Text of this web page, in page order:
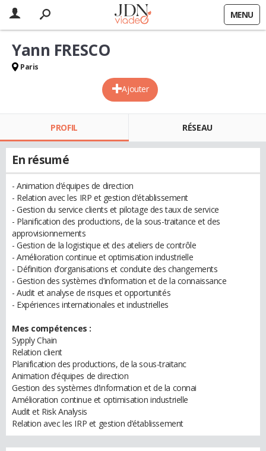
MENU
Ajouter
Yann FRESCO
Paris
PROFIL RÉSEAU
En résumé
- Animation d’équipes de direction
- Relation avec les IRP et gestion d’établissement
- Gestion du service clients et pilotage des taux de service
- Planification des productions, de la sous-traitance et des
approvisionnements
- Gestion de la logistique et des ateliers de contrôle
- Amélioration continue et optimisation industrielle
- Définition d’organisations et conduite des changements
- Gestion des systèmes d’information et de la connaissance
- Audit et analyse de risques et opportunités
- Expériences internationales et industrielles
Mes compétences :
Sypply Chain
Relation client
Planification des productions, de la sous-traitanc
Animation d’équipes de direction
Gestion des systèmes d’information et de la connai
Amélioration continue et optimisation industrielle
Audit et Risk Analysis
Relation avec les IRP et gestion d’établissement